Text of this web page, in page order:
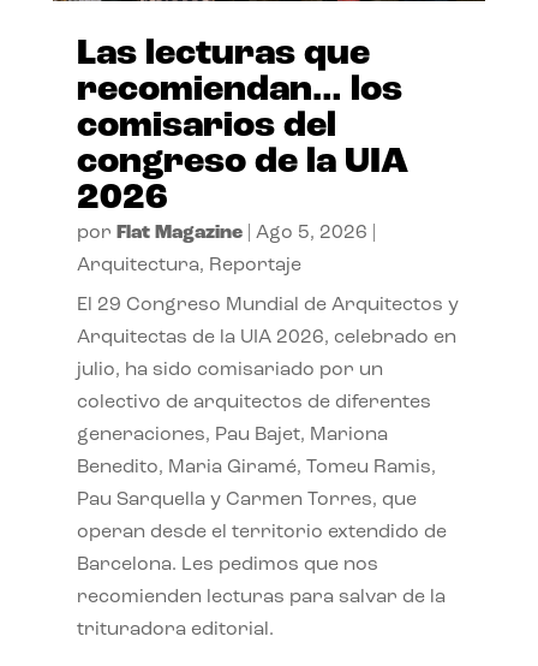
Las lecturas que
recomiendan… los
comisarios del
congreso de la UIA
2026
por Flat Magazine| Ago 5, 2026
Arquitectura, Reportaje
El 29 Congreso Mundial de Arquitectos y
Arquitectas de la UIA 2026, celebrado en
julio, ha sido comisariado por un
colectivo de arquitectos de diferentes
generaciones, Pau Bajet, Mariona
Benedito, Maria Giramé, Tomeu Ramis,
Pau Sarquella y Carmen Torres, que
operan desde el territorio extendido de
Barcelona. Les pedimos que nos
recomienden lecturas para salvar de la
trituradora editorial.